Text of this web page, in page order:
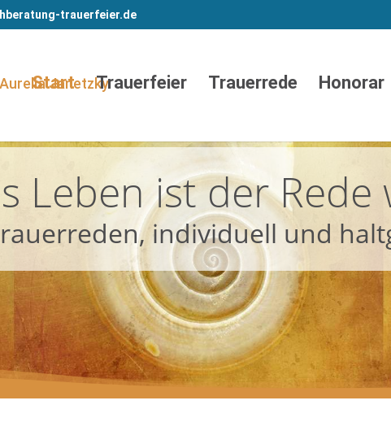
trauerfeier.de
Start Trauerfeier Trauerrede Honorar
Leben ist der Rede
individuell und